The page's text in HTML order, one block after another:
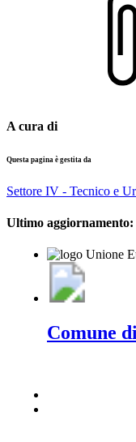
A cura di
Questa pagina è gestita da
Settore IV - Tecnico e
Ultimo aggiornamento:
Comune